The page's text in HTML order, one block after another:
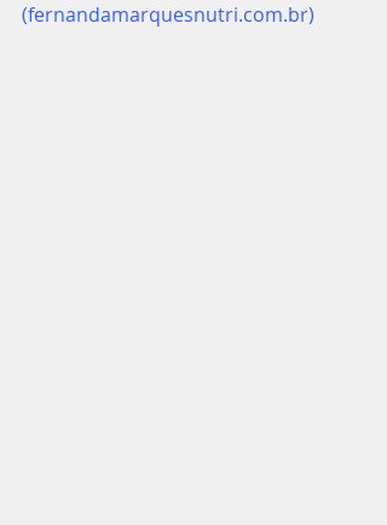
(fernandamarquesnutri.com.br)